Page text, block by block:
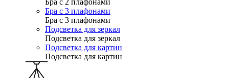
Бра с 2 плафонами
Бра с 3 плафонами
Бра с 3 плафонами
Подсветка для зеркал
Подсветка для зеркал
Подсветка для картин
Подсветка для картин